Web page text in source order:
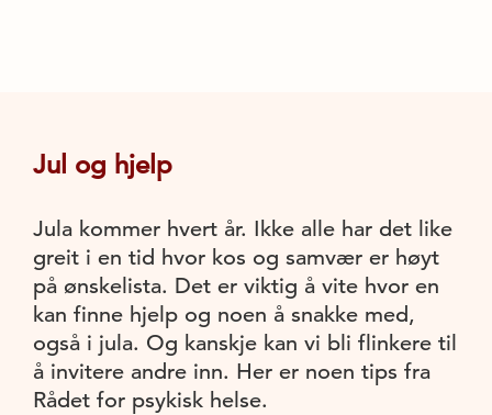
Jul og hjelp
Jula kommer hvert år. Ikke alle har det like
greit i en tid hvor kos og samvær er høyt
på ønskelista. Det er viktig å vite hvor en
kan finne hjelp og noen å snakke med,
også i jula. Og kanskje kan vi bli flinkere til
å invitere andre inn. Her er noen tips fra
Rådet for psykisk helse.